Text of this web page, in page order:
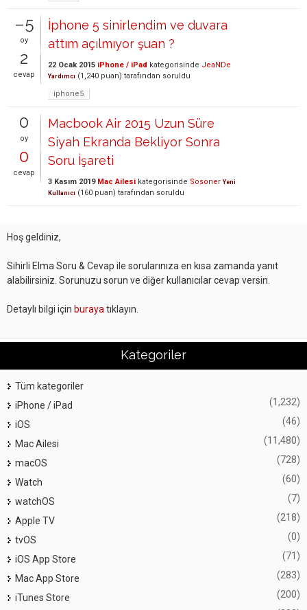
–5
oy
2
cevap
İphone 5 sinirlendim ve duvara
attım açılmıyor şuan ?
22 Ocak 2015 iPhone / iPad kategorisinde JeaNDe
Yardımcı (1,240 puan) tarafından soruldu
iphone5
0
oy
0
cevap
Macbook Air 2015 Uzun Süre
Siyah Ekranda Bekliyor Sonra
Soru İşareti
3 Kasım 2019 Mac Ailesi kategorisinde Sosoner Yeni
Kullanıcı (160 puan) tarafından soruldu
Hoş geldiniz,
Sihirli Elma Soru & Cevap ile sorularınıza en kısa zamanda yanıt
alabilirsiniz. Sorunuzu sorun ve diğer kullanıcılar cevap versin.
Detaylı bilgi için buraya tıklayın.
Kategoriler
Tüm kategoriler
iPhone / iPad
(1,232)
iOS (46)
Mac Ailesi (11,480)
macOS (728)
Watch (60)
watchOS (7)
Apple TV (218)
tvOS (0)
iOS App Store (71)
Mac App Store (283)
iTunes Store
(200)